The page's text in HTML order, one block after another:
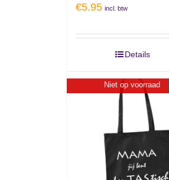
€5.95 incl. btw
Details
Niet op voorraad